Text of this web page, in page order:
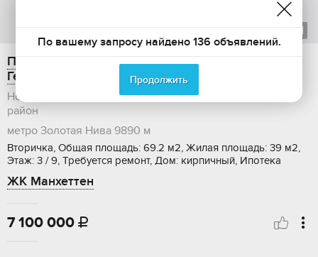
1
Продается 2-комнатная квартира, 69.2 м2, улица
Героев Революции, 23/1
Новосибирская область, Новосибирск, Первомайский
район
метро Золотая Нива 9890 м
Вторичка, Общая площадь: 69.2 м2, Жилая площадь: 39 м2,
Этаж: 3 / 9, Требуется ремонт, Дом: кирпичный, Ипотека
ЖК Манхеттен
7 100 000 
По вашему запросу найдено 136 объявлений.
Продолжить